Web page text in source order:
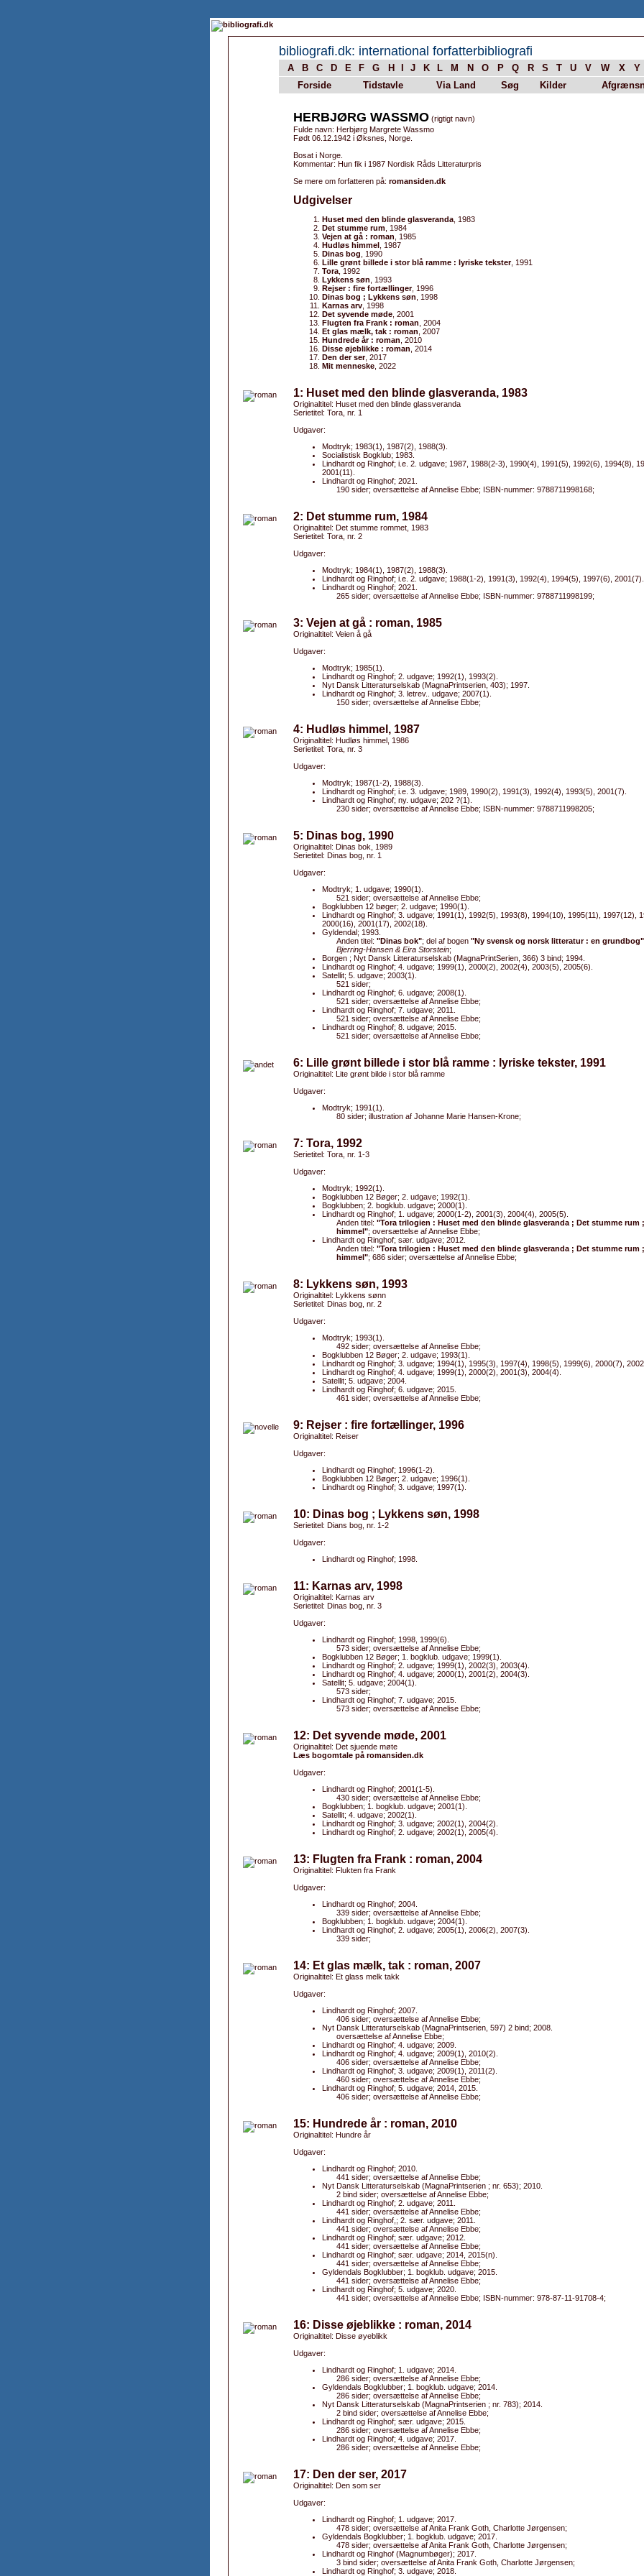
bibliografi.dk: international forfatterbibliografi
A B C D E F G H J K L M N O P Q R S T U V W X Y
Forside
Tidstavle Via Land Søg Kilder
HERBJØRG WASSMO (rigtigt navn)
Fulde navn: Herbjørg Margrete Wassmo
Født 06.12.1942 i Øksnes, Norge.
Bosat i Norge.
Kommentar: Hun fik i 1987 Nordisk Råds Litteraturpris
Se mere om forfatteren på: romansiden.dk
Udgivelser
Huset med den blinde glasveranda , 1983
Det stumme rum , 1984
Vejen at gå : roman , 1985
Hudløs himmel , 1987
Dinas bog , 1990
Lille grønt billede i stor blå ramme : lyriske tekster, 1991
Tora , 1992
Lykkens søn , 1993
Rejser : fire fortællinger, 1996
Dinas bog ; Lykkens søn , 1998
Karnas arv , 1998
Det syvende møde , 2001
Flugten fra Frank : roman , 2004
Et glas mælk, tak : roman , 2007
Hundrede år : roman , 2010
Disse øjeblikke : roman , 2014
Den der ser, 2017
Mit menneske , 2022
1: Huset med den blinde glasveranda, 1983
Originaltitel: Huset med den blinde glassveranda
Serietitel: Tora, nr. 1
Udgaver:
Modtryk; 1983(1), 1987(2), 1988(3).
Socialistisk Bogklub; 1983.
Lindhardt og Ringhof; i.e. 2. udgave; 1987, 1988(2-3), 1990(4), 1991(5), 1992(6), 1994(8),
2001(11).
Lindhardt og Ringhof; 2021.
190 sider; oversættelse af Annelise Ebbe; ISBN-nummer: 9788711998168;
2: Det stumme rum, 1984
Originaltitel: Det stumme rommet, 1983
Serietitel: Tora, nr. 2
Udgaver:
Modtryk; 1984(1), 1987(2), 1988(3).
Lindhardt og Ringhof; i.e. 2. udgave; 1988(1-2), 1991(3), 1992(4), 1994(5), 1997(6), 2001(7).
Lindhardt og Ringhof; 2021.
265 sider; oversættelse af Annelise Ebbe; ISBN-nummer: 9788711998199;
3: Vejen at gå : roman, 1985
Originaltitel: Veien å gå
Udgaver:
Modtryk; 1985(1).
Lindhardt og Ringhof; 2. udgave; 1992(1), 1993(2).
Nyt Dansk Litteraturselskab (MagnaPrintserien, 403); 1997.
Lindhardt og Ringhof; 3. letrev.. udgave; 2007(1).
150 sider; oversættelse af Annelise Ebbe;
4: Hudløs himmel, 1987
Originaltitel: Hudløs himmel, 1986
Serietitel: Tora, nr. 3
Udgaver:
Modtryk; 1987(1-2), 1988(3).
Lindhardt og Ringhof; i.e. 3. udgave; 1989, 1990(2), 1991(3), 1992(4), 1993(5), 2001(7).
Lindhardt og Ringhof; ny. udgave; 202 ?(1).
230 sider; oversættelse af Annelise Ebbe; ISBN-nummer: 9788711998205;
5: Dinas bog, 1990
Originaltitel: Dinas bok, 1989
Serietitel: Dinas bog, nr. 1
Udgaver:
Modtryk; 1. udgave; 1990(1).
521 sider; oversættelse af Annelise Ebbe;
Bogklubben 12 bøger; 2. udgave; 1990(1).
Lindhardt og Ringhof; 3. udgave; 1991(1), 1992(5), 1993(8), 1994(10), 1995(11), 1997(12),
2000(16), 2001(17), 2002(18).
Gyldendal; 1993.
Anden titel: "Dinas bok"; del af bogen "Ny svensk og norsk litteratur : en grundbog"
Bjerring-Hansen & Eira Storstein;
Borgen ; Nyt Dansk Litteraturselskab (MagnaPrintSerien, 366) 3 bind; 1994.
Lindhardt og Ringhof; 4. udgave; 1999(1), 2000(2), 2002(4), 2003(5), 2005(6).
Satellit; 5. udgave; 2003(1).
521 sider;
Lindhardt og Ringhof; 6. udgave; 2008(1).
521 sider; oversættelse af Annelise Ebbe;
Lindhardt og Ringhof; 7. udgave; 2011.
521 sider; oversættelse af Annelise Ebbe;
Lindhardt og Ringhof; 8. udgave; 2015.
521 sider; oversættelse af Annelise Ebbe;
6: Lille grønt billede i stor blå ramme : lyriske tekster, 1991
Originaltitel: Lite grønt bilde i stor blå ramme
Udgaver:
Modtryk; 1991(1).
80 sider; illustration af Johanne Marie Hansen-Krone;
7: Tora, 1992
Serietitel: Tora, nr. 1-3
Udgaver:
Modtryk; 1992(1).
Bogklubben 12 Bøger; 2. udgave; 1992(1).
Bogklubben; 2. bogklub. udgave; 2000(1).
Lindhardt og Ringhof; 1. udgave; 2000(1-2), 2001(3), 2004(4), 2005(5).
Anden titel: "Tora trilogien : Huset med den blinde glasveranda ; Det stumme rum
himmel"; oversættelse af Annelise Ebbe;
Lindhardt og Ringhof; sær. udgave; 2012.
Anden titel: "Tora trilogien : Huset med den blinde glasveranda ; Det stumme rum
himmel"; 686 sider; oversættelse af Annelise Ebbe;
8: Lykkens søn, 1993
Originaltitel: Lykkens sønn
Serietitel: Dinas bog, nr. 2
Udgaver:
Modtryk; 1993(1).
492 sider; oversættelse af Annelise Ebbe;
Bogklubben 12 Bøger; 2. udgave; 1993(1).
Lindhardt og Ringhof; 3. udgave; 1994(1), 1995(3), 1997(4), 1998(5), 1999(6), 2000(7),
Lindhardt og Ringhof; 4. udgave; 1999(1), 2000(2), 2001(3), 2004(4).
Satellit; 5. udgave; 2004.
Lindhardt og Ringhof; 6. udgave; 2015.
461 sider; oversættelse af Annelise Ebbe;
9: Rejser : fire fortællinger, 1996
Originaltitel: Reiser
Udgaver:
Lindhardt og Ringhof; 1996(1-2).
Bogklubben 12 Bøger; 2. udgave; 1996(1).
Lindhardt og Ringhof; 3. udgave; 1997(1).
10: Dinas bog ; Lykkens søn, 1998
Serietitel: Dians bog, nr. 1-2
Udgaver:
Lindhardt og Ringhof; 1998.
11: Karnas arv, 1998
Originaltitel: Karnas arv
Serietitel: Dinas bog, nr. 3
Udgaver:
Lindhardt og Ringhof; 1998, 1999(6).
573 sider; oversættelse af Annelise Ebbe;
Bogklubben 12 Bøger; 1. bogklub. udgave; 1999(1).
Lindhardt og Ringhof; 2. udgave; 1999(1), 2002(3), 2003(4).
Lindhardt og Ringhof; 4. udgave; 2000(1), 2001(2), 2004(3).
Satellit; 5. udgave; 2004(1).
573 sider;
Lindhardt og Ringhof; 7. udgave; 2015.
573 sider; oversættelse af Annelise Ebbe;
12: Det syvende møde, 2001
Originaltitel: Det sjuende møte
Læs bogomtale på romansiden.dk
Udgaver:
Lindhardt og Ringhof; 2001(1-5).
430 sider; oversættelse af Annelise Ebbe;
Bogklubben; 1. bogklub. udgave; 2001(1).
Satellit; 4. udgave; 2002(1).
Lindhardt og Ringhof; 3. udgave; 2002(1), 2004(2).
Lindhardt og Ringhof; 2. udgave; 2002(1), 2005(4).
13: Flugten fra Frank : roman, 2004
Originaltitel: Flukten fra Frank
Udgaver:
Lindhardt og Ringhof; 2004.
339 sider; oversættelse af Annelise Ebbe;
Bogklubben; 1. bogklub. udgave; 2004(1).
Lindhardt og Ringhof; 2. udgave; 2005(1), 2006(2), 2007(3).
339 sider;
14: Et glas mælk, tak : roman, 2007
Originaltitel: Et glass melk takk
Udgaver:
Lindhardt og Ringhof; 2007.
406 sider; oversættelse af Annelise Ebbe;
Nyt Dansk Litteraturselskab (MagnaPrintserien, 597) 2 bind; 2008.
oversættelse af Annelise Ebbe;
Lindhardt og Ringhof; 4. udgave; 2009.
Lindhardt og Ringhof; 4. udgave; 2009(1), 2010(2).
406 sider; oversættelse af Annelise Ebbe;
Lindhardt og Ringhof; 3. udgave; 2009(1), 2011(2).
460 sider; oversættelse af Annelise Ebbe;
Lindhardt og Ringhof; 5. udgave; 2014, 2015.
406 sider; oversættelse af Annelise Ebbe;
15: Hundrede år : roman, 2010
Originaltitel: Hundre år
Udgaver:
Lindhardt og Ringhof; 2010.
441 sider; oversættelse af Annelise Ebbe;
Nyt Dansk Litteraturselskab (MagnaPrintserien ; nr. 653); 2010.
2 bind sider; oversættelse af Annelise Ebbe;
Lindhardt og Ringhof; 2. udgave; 2011.
441 sider; oversættelse af Annelise Ebbe;
Lindhardt og Ringhof,; 2. sær. udgave; 2011.
441 sider; oversættelse af Annelise Ebbe;
Lindhardt og Ringhof; sær. udgave; 2012.
441 sider; oversættelse af Annelise Ebbe;
Lindhardt og Ringhof; sær. udgave; 2014, 2015(n).
441 sider; oversættelse af Annelise Ebbe;
Gyldendals Bogklubber; 1. bogklub. udgave; 2015.
441 sider; oversættelse af Annelise Ebbe;
Lindhardt og Ringhof; 5. udgave; 2020.
441 sider; oversættelse af Annelise Ebbe; ISBN-nummer: 978-87-11-91708-4;
16: Disse øjeblikke : roman, 2014
Originaltitel: Disse øyeblikk
Udgaver:
Lindhardt og Ringhof; 1. udgave; 2014.
286 sider; oversættelse af Annelise Ebbe;
Gyldendals Bogklubber; 1. bogklub. udgave; 2014.
286 sider; oversættelse af Annelise Ebbe;
Nyt Dansk Litteraturselskab (MagnaPrintserien ; nr. 783); 2014.
2 bind sider; oversættelse af Annelise Ebbe;
Lindhardt og Ringhof; sær. udgave; 2015.
286 sider; oversættelse af Annelise Ebbe;
Lindhardt og Ringhof; 4. udgave; 2017.
286 sider; oversættelse af Annelise Ebbe;
17: Den der ser, 2017
Originaltitel: Den som ser
Udgaver:
Lindhardt og Ringhof; 1. udgave; 2017.
478 sider; oversættelse af Anita Frank Goth, Charlotte Jørgensen;
Gyldendals Bogklubber; 1. bogklub. udgave; 2017.
478 sider; oversættelse af Anita Frank Goth, Charlotte Jørgensen;
Lindhardt og Ringhof (Magnumbøger); 2017.
3 bind sider; oversættelse af Anita Frank Goth, Charlotte Jørgensen;
Lindhardt og Ringhof; 3. udgave; 2018.